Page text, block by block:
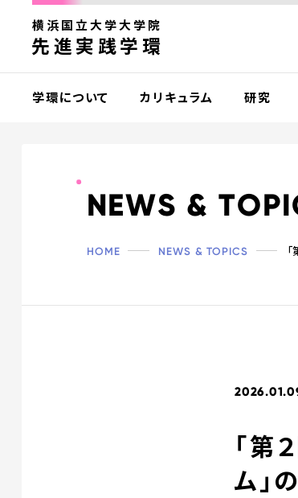
横浜国立大学大学院
先進実践学環
学環について カリキュラム 研究
NEWS & TOPI
HOME NEWS & TOPICS 「
「第
ム」